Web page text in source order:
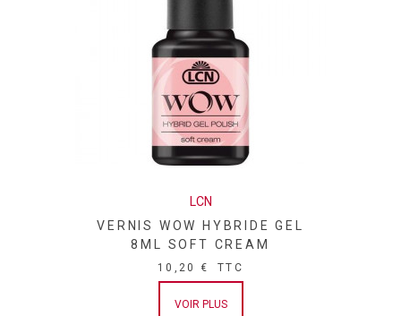
LCN
VERNIS WOW HYBRIDE GEL
8ML SOFT CREAM
10,20 € TTC
VOIR PLUS